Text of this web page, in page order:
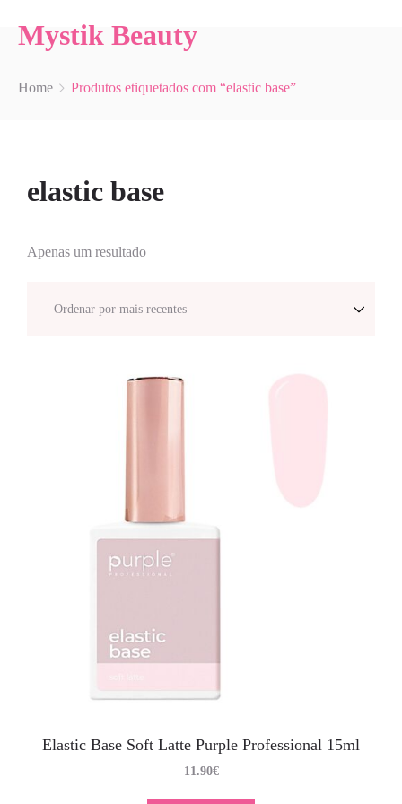
Mystik Beauty
Home Produtos etiquetados com “elastic base”
elastic base
Apenas um resultado
Elastic Base Soft Latte Purple Professional 15ml
11.90€